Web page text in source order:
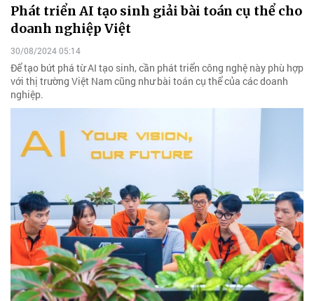
Phát triển AI tạo sinh giải bài toán cụ thể cho
doanh nghiệp Việt
30/08/2024 05:14
Để tạo bứt phá từ AI tạo sinh, cần phát triển công nghệ này phù hợp
với thị trường Việt Nam cũng như bài toán cụ thể của các doanh
nghiệp.